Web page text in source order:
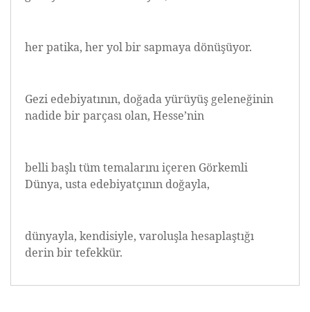
her patika, her yol bir sapmaya dönüşüyor.
Gezi edebiyatının, doğada yürüyüş geleneğinin
nadide bir parçası olan, Hesse’nin
belli başlı tüm temalarını içeren Görkemli
Dünya, usta edebiyatçının doğayla,
dünyayla, kendisiyle, varoluşla hesaplaştığı
derin bir tefekkür.